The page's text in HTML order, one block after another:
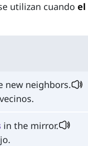
utilizan cuando el
new neighbors.
in the mirror.